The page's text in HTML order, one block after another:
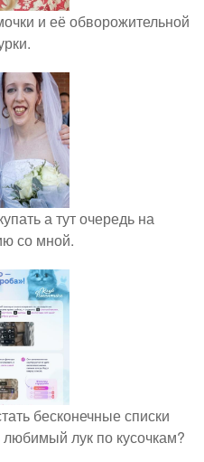
и её обворожительной
а тут очередь на
со мной.
бесконечные списки
лук по кусочкам?